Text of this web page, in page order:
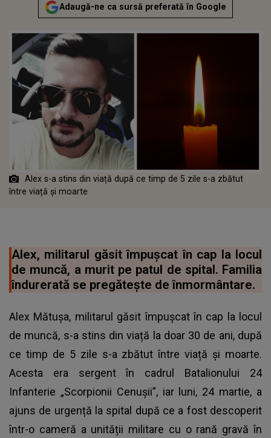
Adaugă-ne ca sursă preferată în Google
Alex s-a stins din viață după ce timp de 5 zile s-a zbătut
între viață și moarte
Alex, militarul găsit împușcat în cap la locul
de muncă, a murit pe patul de spital. Familia
îndurerată se pregătește de înmormântare.
Alex Mătușa, militarul găsit împușcat în cap la locul
de muncă, s-a stins din viață la doar 30 de ani, după
ce timp de 5 zile s-a zbătut între viață și moarte.
Acesta era sergent în cadrul Batalionului 24
Infanterie „Scorpionii Cenușii”, iar luni, 24 martie, a
ajuns de urgență la spital după ce a fost descoperit
într-o cameră a unității militare cu o rană gravă în